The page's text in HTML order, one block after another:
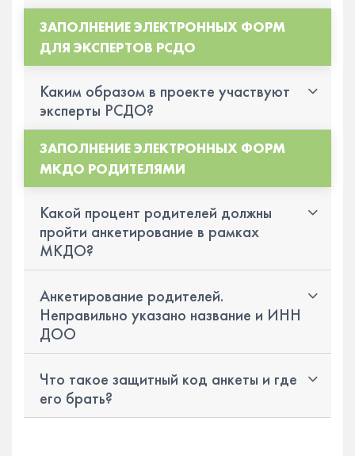
ЗАПОЛНЕНИЕ ЭЛЕКТРОННЫХ ФОРМ
ДЛЯ ЭКСПЕРТОВ РСДО
Каким образом в проекте участвуют
эксперты РСДО?
ЗАПОЛНЕНИЕ ЭЛЕКТРОННЫХ ФОРМ
МКДО РОДИТЕЛЯМИ
Какой процент родителей должны
пройти анкетирование в рамках
МКДО?
Анкетирование родителей.
Неправильно указано название и ИНН
ДОО
Что такое защитный код анкеты и где
его брать?